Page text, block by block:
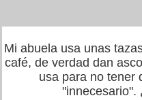
Mi abuela usa unas
café, de verdad dan
usa para no tener
"innecesario".